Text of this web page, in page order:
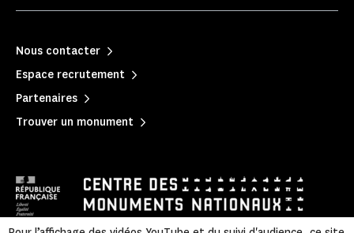
Nous contacter
Espace recrutement
Partenaires
Trouver un monument